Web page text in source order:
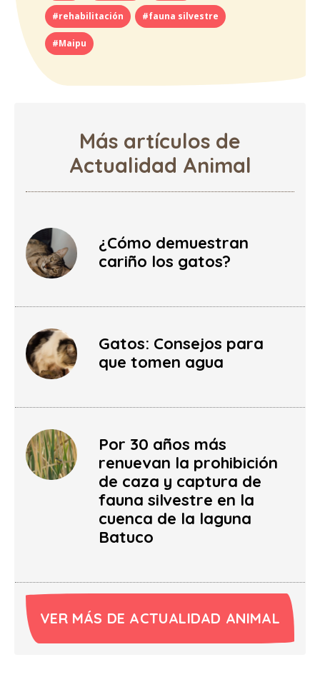
#rehabilitación #fauna silvestre
#Maipu
Más artículos de
Actualidad Animal
¿Cómo demuestran
cariño los gatos?
Gatos: Consejos para
que tomen agua
Por 30 años más
renuevan la prohibición
de caza y captura de
fauna silvestre en la
cuenca de la laguna
Batuco
VER MÁS DE ACTUALIDAD ANIMAL